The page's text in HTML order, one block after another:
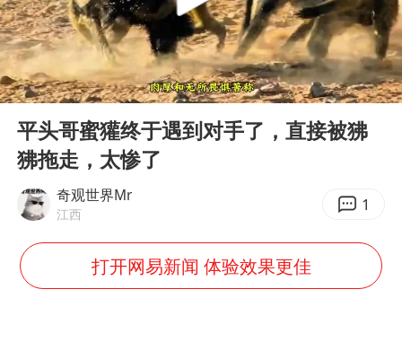
上海：台风白海豚或将带来龙卷风
名创优品回应女子吐槽内裤质量差
出口禁令驱动有色板块大涨
胜宏科技：股票交易异常波动
38岁演员求职万岁山NPC成功
胡彦斌韩磊 谁帮谁
胡彦斌获《歌手2026》歌王
Play
00:00 03:01
平头哥蜜獾终于遇到对手了，直接被狒
狒拖走，太惨了
奇观世界Mr
江西 1
打开网易新闻 体验效果更佳